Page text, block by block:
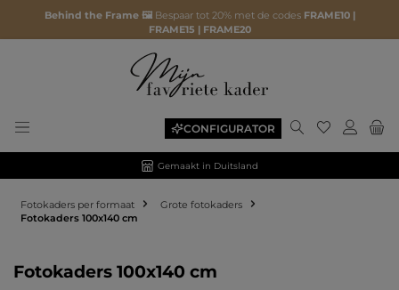
Behind the Frame 🖼️ Bespaar tot 20% met de codes FRAME10 |
FRAME15 | FRAME20
CONFIGURATOR Je hebt 0
Gemaakt in Duitsland
Fotokaders per formaat
Grote fotokaders
Fotokaders 100x140 cm
Fotokaders 100x140 cm